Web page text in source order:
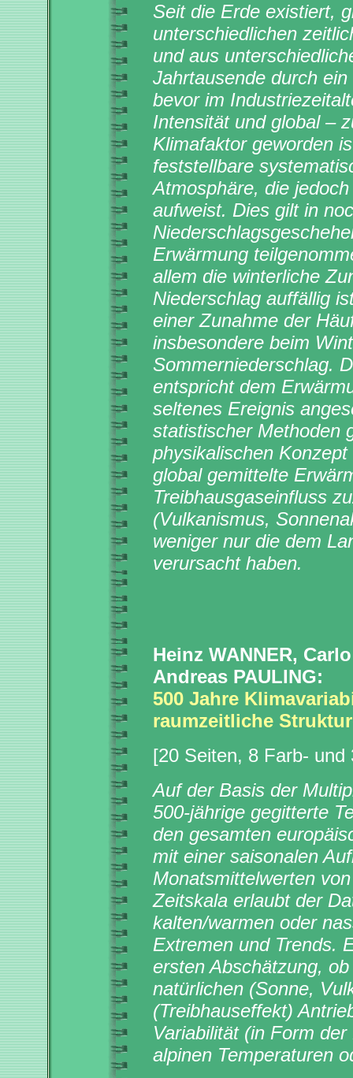
Seit die Erde existiert,
unterschiedlichen
und aus
Jahrtausende durch
bevor im
Intensität und global –
Klimafaktor geworden
feststellbare
Atmosphäre, die
aufweist. Dies gilt in
Erwärmung
allem die winterliche
Niederschlag auffällig
einer Zunahme der
insbesondere beim
Sommerniederschlag.
entspricht dem
seltenes Ereignis
statistischer Methoden
physikalischen
global gemittelte
Treibhausgas­einfluss
(Vulkanismus,
weniger nur die dem
verursacht haben.
Heinz WANNER,
Andreas PAULING:
500 Jahre
raumzeitliche
[20 Seiten, 8 Farb- und
Auf der Basis der
500-jährige gegitterte
den gesamten
mit einer saisonalen
Monatsmittelwerten
Zeitskala erlaubt der
kalten/warmen oder
Extremen und Trends.
ersten Abschätzung,
natürlichen (Sonne,
(Treibhauseffekt)
Variabilität (in Form
alpinen Temperaturen